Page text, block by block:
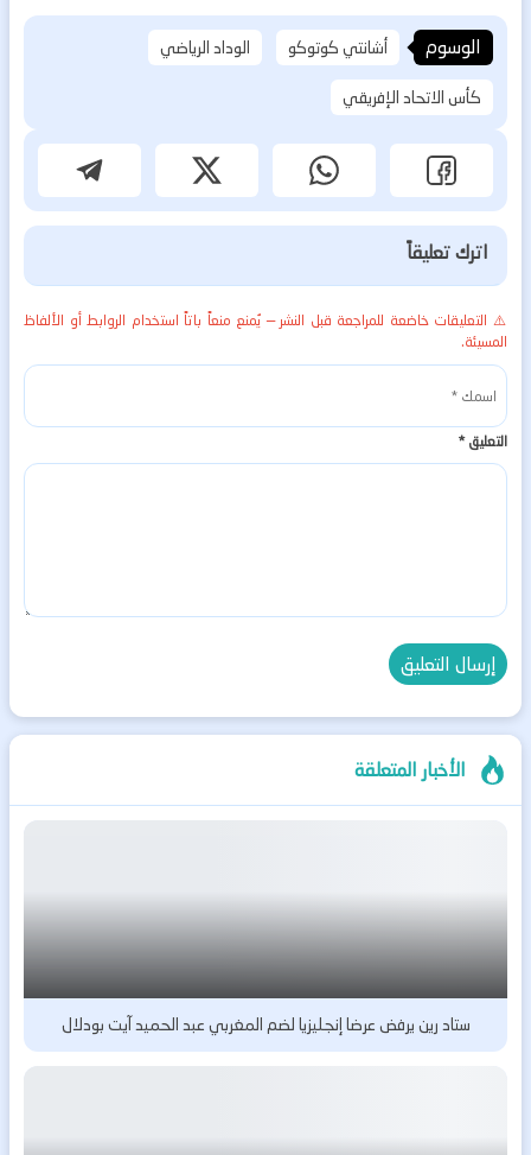
الوسوم أشانتي كوتوكو
الوداد الرياضي
كأس الاتحاد الإفريقي
اترك تعليقاً
⚠️ التعليقات خاضعة للمراجعة قبل النشر — يُمنع منعاً باتاً استخدام الروابط أو الألفاظ
المسيئة.
التعليق*
الأخبار المتعلقة
ستاد رين يرفض عرضا إنجليزيا لضم المغربي عبد الحميد آيت بودلال